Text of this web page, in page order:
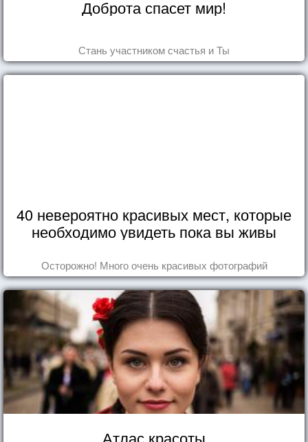
Доброта спасет мир!
Стань участником счастья и Ты
40 невероятно красивых мест, которые
необходимо увидеть пока вы живы
Осторожно! Много очень красивых фотографий
Атлас красоты